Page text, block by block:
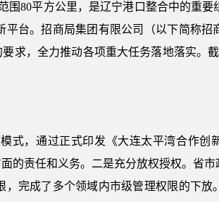
围80平方公里，是辽宁港口整合中的重要
台。招商局集团有限公司（以下简称招
求，全力推动各项重大任务落地落实。
式，通过正式印发《大连太平湾合作创
的责任和义务。二是充分放权授权。省市
完成了多个领域内市级管理权限的下放